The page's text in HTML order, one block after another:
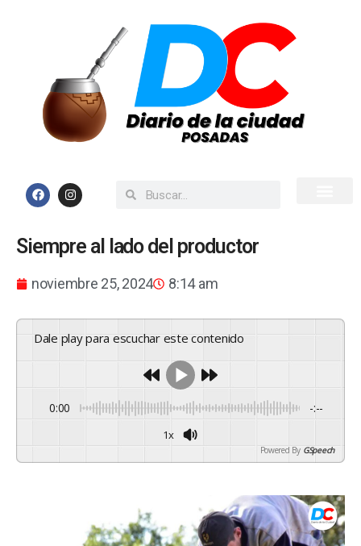
Siempre al lado del productor
noviembre 25, 2024 8:14 am
Dale play para escuchar este contenido
0:00 -:--
1x
Powered By GSpeech